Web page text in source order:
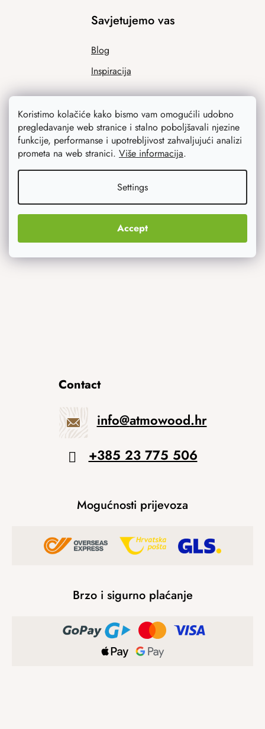
Koristimo kolačiće kako bismo vam omogućili udobno
pregledavanje web stranice i stalno poboljšavali njezine
funkcije, performanse i upotrebljivost zahvaljujući analizi
prometa na web stranici. Više informacija.
Settings
Accept
Savjetujemo vas
Blog
Inspiracija
Ono što vas najviše zanima
Noviteti
Contact
info@atmowood.hr
+385 23 775 506
Mogućnosti prijevoza
Brzo i sigurno plaćanje